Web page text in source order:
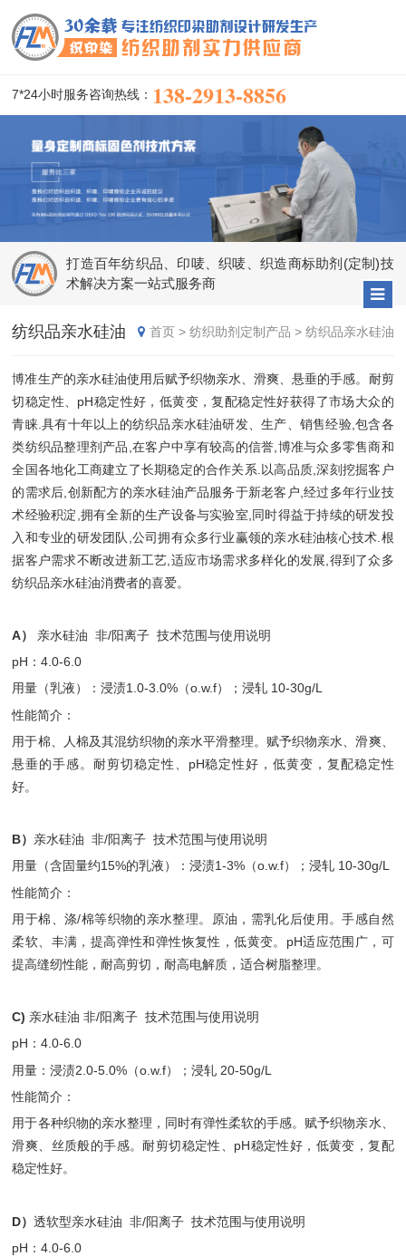
7*24小时服务咨询热线： 138-2913-8856
打造百年纺织品、印唛、织唛、织造商标助剂(定制)技
术解决方案一站式服务商
纺织品亲水硅油 首页> 纺织助剂定制产品 > 纺织品亲水硅油
博准生产的亲水硅油使用后赋予织物亲水、滑爽、悬垂的手感。耐剪
切稳定性、pH稳定性好，低黄变，复配稳定性好获得了市场大众的
青睐.具有十年以上的纺织品亲水硅油研发、生产、销售经验,包含各
类纺织品整理剂产品,在客户中享有较高的信誉,博准与众多零售商和
全国各地化工商建立了长期稳定的合作关系.以高品质,深刻挖掘客户
的需求后,创新配方的亲水硅油产品服务于新老客户,经过多年行业技
术经验积淀,拥有全新的生产设备与实验室,同时得益于持续的研发投
入和专业的研发团队,公司拥有众多行业赢领的亲水硅油核心技术.根
据客户需求不断改进新工艺,适应市场需求多样化的发展,得到了众多
纺织品亲水硅油消费者的喜爱。
A）
亲水硅油 非/阳离子 技术范围与使用说明
pH：4.0-6.0
用量（乳液）：浸渍1.0-3.0%（o.w.f）；浸轧 10-30g/L
性能简介：
用于棉、人棉及其混纺织物的亲水平滑整理。赋予织物亲水、滑爽、
悬垂的手感。耐剪切稳定性、pH稳定性好，低黄变，复配稳定性
好。
B） 亲水硅油 非/阳离子 技术范围与使用说明
用量（含固量约15%的乳液）：浸渍1-3%（o.w.f）；浸轧 10-30g/L
性能简介：
用于棉、涤/棉等织物的亲水整理。原油，需乳化后使用。手感自然
柔软、丰满，提高弹性和弹性恢复性，低黄变。pH适应范围广，可
提高缝纫性能，耐高剪切，耐高电解质，适合树脂整理。
C) 亲水硅油 非/阳离子 技术范围与使用说明
pH：4.0-6.0
用量：浸渍2.0-5.0%（o.w.f）；浸轧 20-50g/L
性能简介：
用于各种织物的亲水整理，同时有弹性柔软的手感。赋予织物亲水、
滑爽、丝质般的手感。耐剪切稳定性、pH稳定性好，低黄变，复配
稳定性好。
D）透软型亲水硅油 非/阳离子 技术范围与使用说明
pH：4.0-6.0